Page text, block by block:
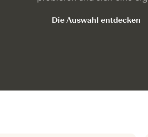
Die Auswahl entdecken